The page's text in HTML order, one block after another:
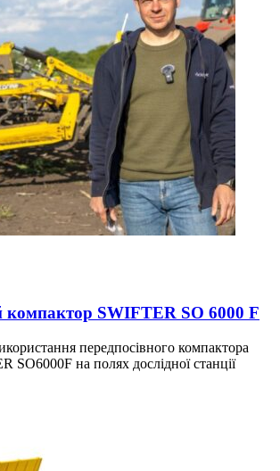
компактор SWIFTER SO 6000 F
передпосівного компактора
на полях дослідної станції